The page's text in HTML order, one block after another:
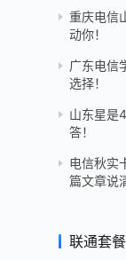
重庆电信
动你！
广东电信
选择！
山东星是
答！
电信秋实
篇文章说
联通套餐